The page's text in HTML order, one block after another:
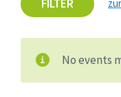
FILTER
No events